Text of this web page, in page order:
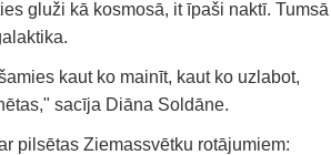
gluži kā kosmosā, it īpaši naktī. Tumsā
kaut ko mainīt, kaut ko uzlabot,
sacīja Diāna Soldāne.
pilsētas Ziemassvētku rotājumiem: